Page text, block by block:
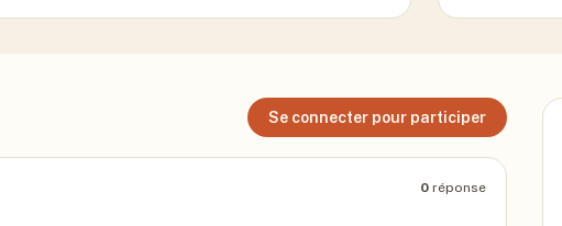
Se connecter pour participer
0 réponse